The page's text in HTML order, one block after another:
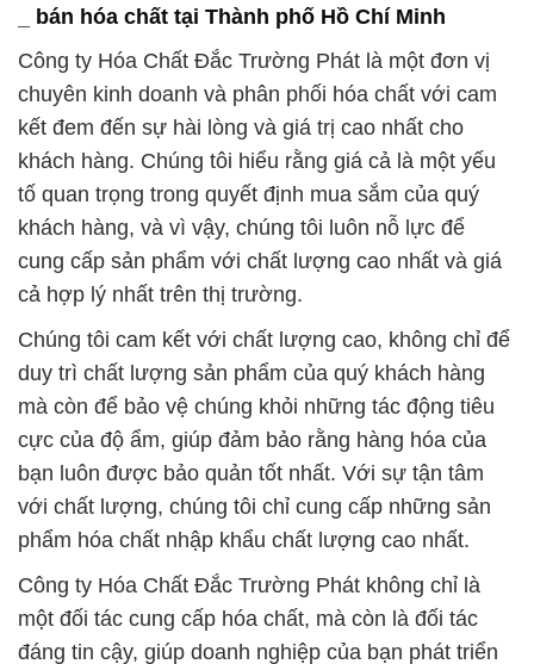
khách hàng. Chúng tôi hiểu rằng giá cả là một yếu
tố quan trọng trong quyết định mua sắm của quý
khách hàng, và vì vậy, chúng tôi luôn nỗ lực để
cung cấp sản phẩm với chất lượng cao nhất và giá
cả hợp lý nhất trên thị trường.
Chúng tôi cam kết với chất lượng cao, không chỉ để
duy trì chất lượng sản phẩm của quý khách hàng
mà còn để bảo vệ chúng khỏi những tác động tiêu
cực của độ ẩm, giúp đảm bảo rằng hàng hóa của
bạn luôn được bảo quản tốt nhất. Với sự tận tâm
với chất lượng, chúng tôi chỉ cung cấp những sản
phẩm hóa chất nhập khẩu chất lượng cao nhất.
Công ty Hóa Chất Đắc Trường Phát không chỉ là
một đối tác cung cấp hóa chất, mà còn là đối tác
đáng tin cậy, giúp doanh nghiệp của bạn phát triển
bền vững và hiệu quả. Chúng tôi cam kết cung cấp
các sản phẩm chất lượng cao và giải pháp hiệu quả
cho mọi nhu cầu về hóa chất.
Với định hình “khách hàng là trên hết,” chúng tôi hy